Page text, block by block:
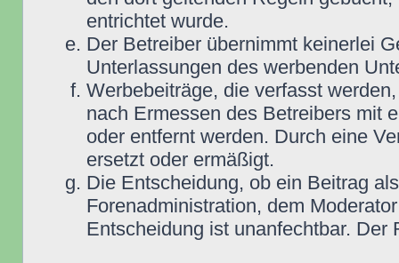
entrichtet wurde.
Der Betreiber übernimmt keinerlei
Unterlassungen des werbenden
Werbebeiträge, die verfasst
nach Ermessen des Betreibers mit
oder entfernt werden. Durch eine
ersetzt oder ermäßigt.
Die Entscheidung, ob ein Beitrag
Forenadministration, dem
Entscheidung ist unanfechtbar.